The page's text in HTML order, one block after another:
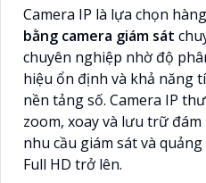
Camera IP là lựa chọn
bằng camera giám sát
chuyên nghiệp nhờ độ
hiệu ổn định và khả năng
nền tảng số. Camera IP
zoom, xoay và lưu trữ
nhu cầu giám sát và
Full HD trở lên.